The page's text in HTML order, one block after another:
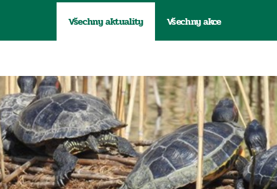
Všechny aktuality Všechny akce